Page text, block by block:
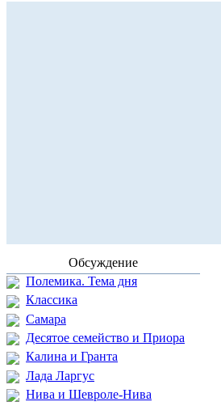
Обсуждение
Полемика. Тема дня
Классика
Самара
Десятое семейство и Приора
Калина и Гранта
Лада Ларгус
Нива и Шевроле-Нива